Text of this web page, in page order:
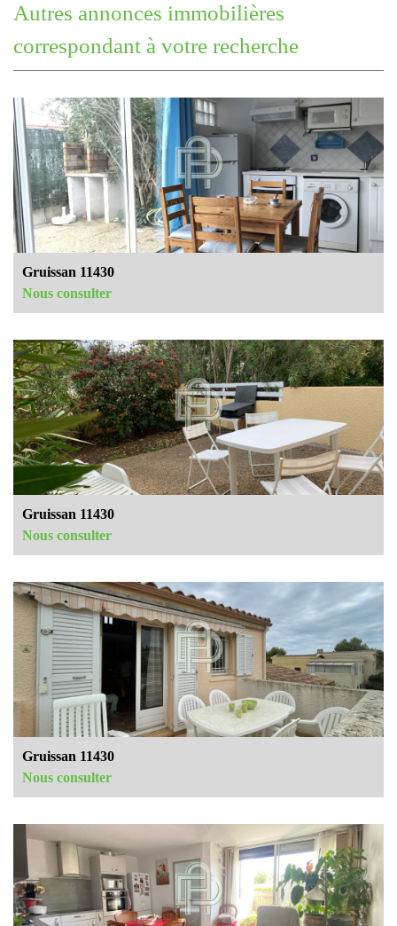
autres annonces immobilières
correspondant à votre recherche
Gruissan 11430
Nous consulter
Gruissan 11430
Nous consulter
Gruissan 11430
Nous consulter